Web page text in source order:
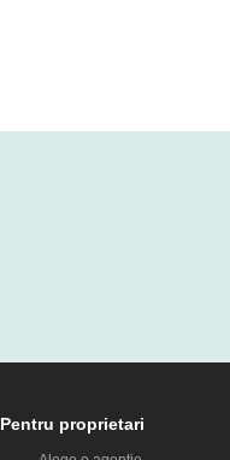
Pentru proprietari